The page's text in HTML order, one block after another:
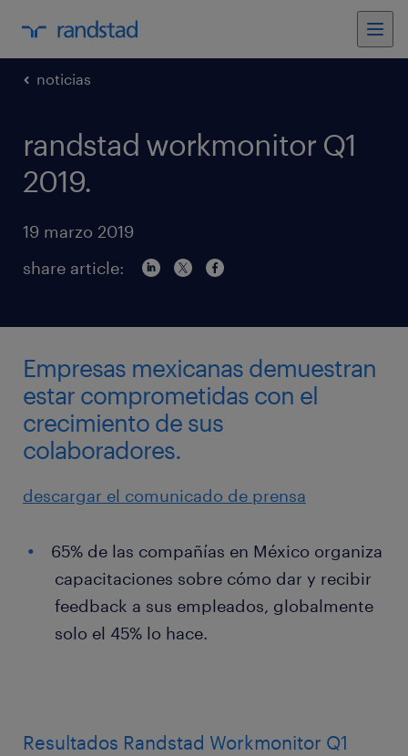
noticias
randstad workmonitor Q1
2019.
19 marzo 2019
share article:
Empresas mexicanas demuestran
estar comprometidas con el
crecimiento de sus
colaboradores.
descargar el comunicado de prensa
65% de las compañías en México organiza
capacitaciones sobre cómo dar y recibir
feedback a sus empleados, globalmente
solo el 45% lo hace.
Resultados Randstad Workmonitor Q1